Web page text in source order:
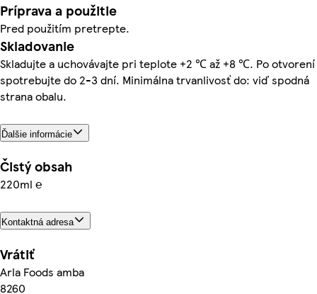
Príprava a použitie
Pred použitím pretrepte.
Skladovanie
Skladujte a uchovávajte pri teplote +2 ℃ až +8 ℃. Po otvorení
spotrebujte do 2-3 dní. Minimálna trvanlivosť do: viď spodná
strana obalu.
Ďalšie informácie
Čistý obsah
220ml ℮
Kontaktná adresa
Vrátiť
Arla Foods amba
8260